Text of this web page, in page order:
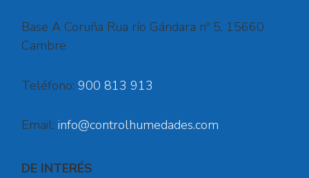
Base A Coruña Rua río Gándara nº 5, 15660
Cambre
Teléfono: 900 813 913
Email: info@controlhumedades.com
DE INTERÉS